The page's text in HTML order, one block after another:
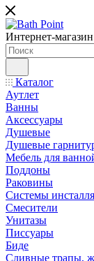
Интернет-магазин
Каталог
Аутлет
Ванны
Аксессуары
Душевые
Душевые
Мебель для
Поддоны
Раковины
Системы
Смесители
Унитазы
Писсуары
Биде
Сливные трапы,